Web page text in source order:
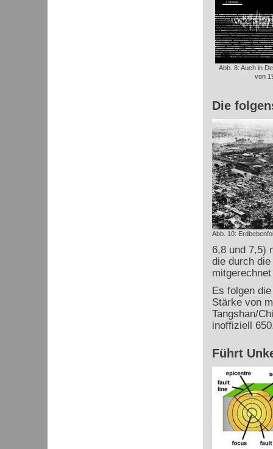
Abb. 8: Auch in
von
Die
Abb. 10:
6,8 und 7,5)
die durch
Es folgen
Stärke von
Tangshan/
inoffiziell
Führt